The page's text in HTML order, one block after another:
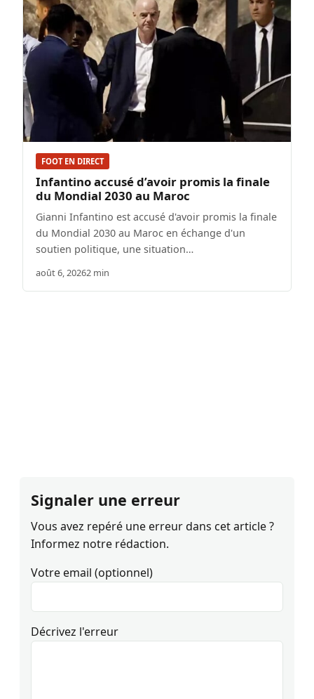
FOOT EN DIRECT
Infantino accusé d’avoir promis la finale
du Mondial 2030 au Maroc
Gianni Infantino est accusé d'avoir promis la finale
du Mondial 2030 au Maroc en échange d'un
soutien politique, une situation…
août 6, 20262 min
Signaler une erreur
Vous avez repéré une erreur dans cet article ?
Informez notre rédaction.
Votre email (optionnel)
Décrivez l'erreur